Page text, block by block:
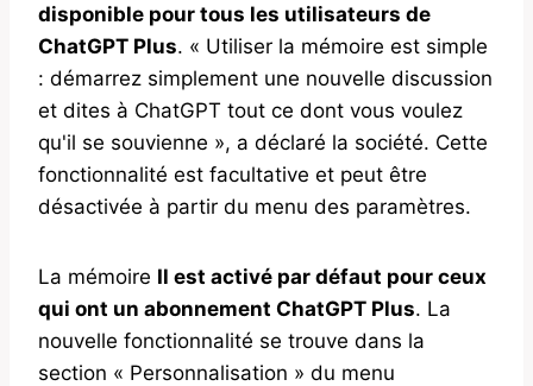
disponible pour tous les utilisateurs de
ChatGPT Plus. « Utiliser la mémoire est simple
: démarrez simplement une nouvelle discussion
et dites à ChatGPT tout ce dont vous voulez
qu'il se souvienne », a déclaré la société. Cette
fonctionnalité est facultative et peut être
désactivée à partir du menu des paramètres.
La mémoire Il est activé par défaut pour ceux
qui ont un abonnement ChatGPT Plus. La
nouvelle fonctionnalité se trouve dans la
section « Personnalisation » du menu